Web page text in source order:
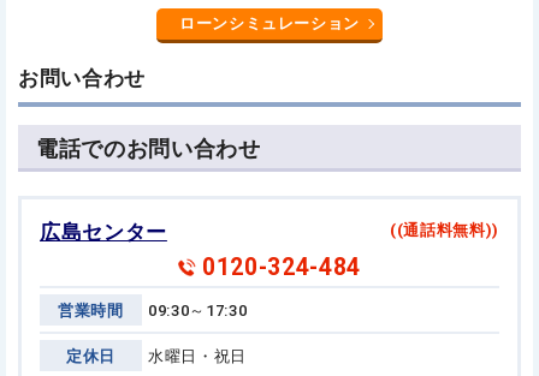
ローンシミュレーション
お問い合わせ
電話でのお問い合わせ
広島センター ((通話料無料))
0120-324-484
営業時間 09:30～17:30
定休日 水曜日・祝日